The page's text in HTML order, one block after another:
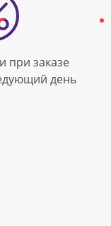
при заказе
день